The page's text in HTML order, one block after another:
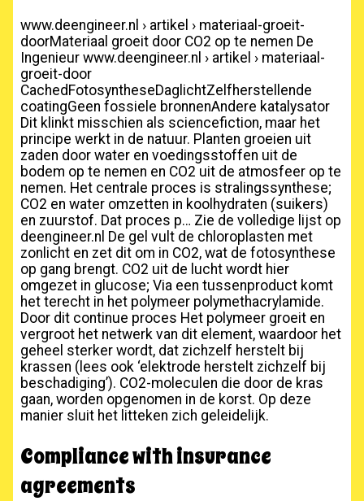
www.deengineer.nl › artikel › materiaal-groeit-
doorMateriaal groeit door CO2 op te nemen De
Ingenieur www.deengineer.nl › artikel › materiaal-
groeit-door
CachedFotosyntheseDaglichtZelfherstellende
coatingGeen fossiele bronnenAndere katalysator
Dit klinkt misschien als sciencefiction, maar het
principe werkt in de natuur. Planten groeien uit
zaden door water en voedingsstoffen uit de
bodem op te nemen en CO2 uit de atmosfeer op te
nemen. Het centrale proces is stralingssynthese;
CO2 en water omzetten in koolhydraten (suikers)
en zuurstof. Dat proces p… Zie de volledige lijst op
deengineer.nl De gel vult de chloroplasten met
zonlicht en zet dit om in CO2, wat de fotosynthese
op gang brengt. CO2 uit de lucht wordt hier
omgezet in glucose; Via een tussenproduct komt
het terecht in het polymeer polymethacrylamide.
Door dit continue proces Het polymeer groeit en
vergroot het netwerk van dit element, waardoor het
geheel sterker wordt, dat zichzelf herstelt bij
krassen (lees ook ‘elektrode herstelt zichzelf bij
beschadiging’). CO2-moleculen die door de kras
gaan, worden opgenomen in de korst. Op deze
manier sluit het litteken zich geleidelijk.
Compliance with insurance
agreements